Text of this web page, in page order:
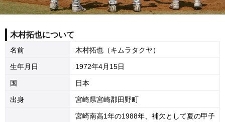
木村拓也について
名前 木村拓也（キムラタクヤ）
生年月日 1972年4月15日
国 日本
出身 宮崎県宮崎郡田野町
宮崎南高1年の1988年、補欠として夏の甲子